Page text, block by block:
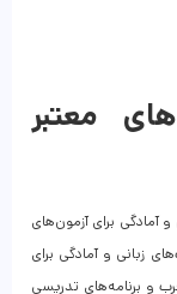
معتبر
برای آزمون‌های
زبانی و آمادگی برای
و برنامه‌های تدریسی